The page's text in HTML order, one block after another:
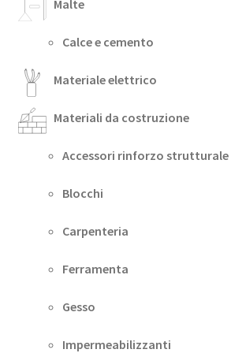
Malte
Calce e cemento
Materiale elettrico
Materiali da costruzione
Accessori rinforzo strutturale
Blocchi
Carpenteria
Ferramenta
Gesso
Impermeabilizzanti